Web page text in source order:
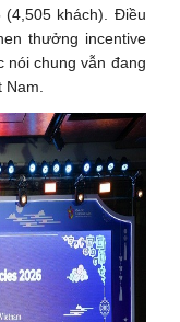
khách). Điều
thưởng incentive
nói chung vẫn đang